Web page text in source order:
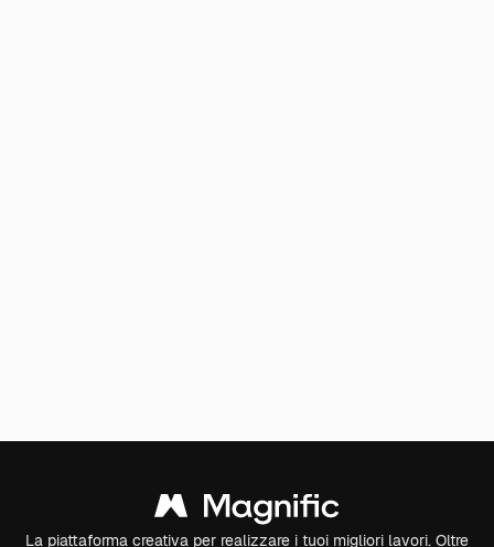
La piattaforma creativa per realizzare i tuoi migliori lavori. Oltre